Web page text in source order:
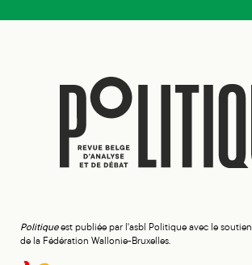
Politiqueest publiée par l'asbl Politique avec le soutien
de la Fédération Wallonie-Bruxelles.